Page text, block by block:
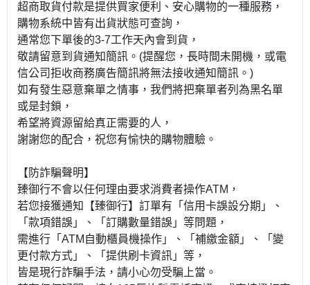
超商取貨付款是提供買家便利、安心購物的一種服務，
購物系統中皆有出貨狀態可查詢，
通常您下單後的3-7工作天內會到貨，
敬請留意到貨通知簡訊。(提醒您，長時間未開機，或電
信公司拒收商務廣告簡訊將無法接收通知簡訊。)
如有發生惡意棄單之情事，我們將把棄單者列為黑名單
或是封鎖，
希望將資源留給真正需要的人，
謝謝您的配合，祝您有愉快的購物體驗。
【防詐騙聲明】
臻御行不會以任何理由要求消費者操作ATM，
若您接獲通知【臻御行】訂單有「信用卡誤設分期」、
「款項錯誤」、「訂購數量錯誤」等問題，
需進行「ATM自動櫃員機操作」、「補繳金額」、「變
更付款方式」、「提供刷卡資訊」等，
皆是現行詐騙手法，請小心勿受騙上當。